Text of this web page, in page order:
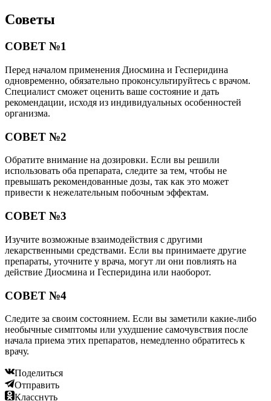
Советы
СОВЕТ №1
Перед началом применения Диосмина и Гесперидина
одновременно, обязательно проконсультируйтесь с врачом.
Специалист сможет оценить ваше состояние и дать
рекомендации, исходя из индивидуальных особенностей
организма.
СОВЕТ №2
Обратите внимание на дозировки. Если вы решили
использовать оба препарата, следите за тем, чтобы не
превышать рекомендованные дозы, так как это может
привести к нежелательным побочным эффектам.
СОВЕТ №3
Изучите возможные взаимодействия с другими
лекарственными средствами. Если вы принимаете другие
препараты, уточните у врача, могут ли они повлиять на
действие Диосмина и Гесперидина или наоборот.
СОВЕТ №4
Следите за своим состоянием. Если вы заметили какие-либо
необычные симптомы или ухудшение самочувствия после
начала приема этих препаратов, немедленно обратитесь к
врачу.
Поделиться
Отправить
Класснуть